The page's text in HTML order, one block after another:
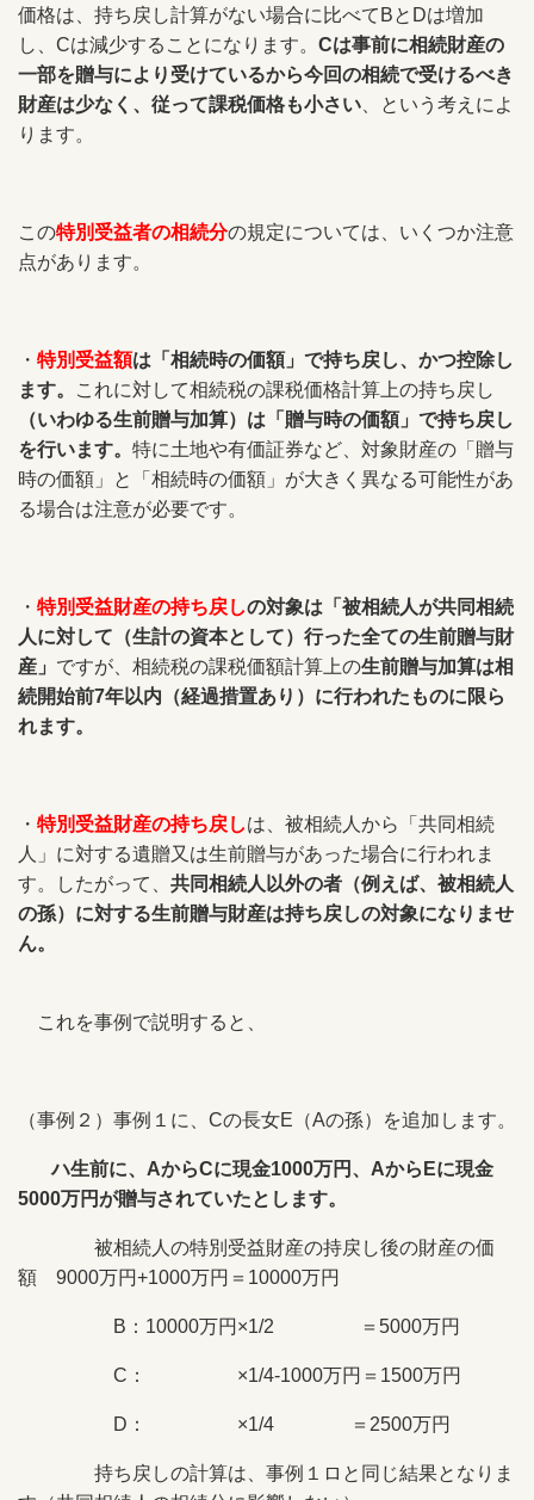
価格は、持ち戻し計算がない場合に比べてBとDは増加
し、Cは減少することになります。 Cは事前に相続財産の
一部を贈与により受けているから今回の相続で受けるべき
財産は少なく、従って課税価格も小さい 、という考えによ
ります。
この特別受益者の相続分の規定については、いくつか注意
点があります。
・ 特別受益額は「相続時の価額」で持ち戻し、かつ控除し
ます。
これに対して相続税の課税価格計算上の持ち戻し
（いわゆる生前贈与加算）は「贈与時の価額」で持ち戻し
を行います。 特に土地や有価証券など、対象財産の「贈与
時の価額」と「相続時の価額」が大きく異なる可能性があ
る場合は注意が必要です。
・ 特別受益財産の持ち戻しの対象は「被相続人が共同相続
人に対して（生計の資本として）行った全ての生前贈与財
産」 ですが、相続税の課税価額計算上の生前贈与加算は相
続開始前7年以内（経過措置あり）に行われたものに限ら
れます。
・ 特別受益財産の持ち戻しは、被相続人から「共同相続
人」に対する遺贈又は生前贈与があった場合に行われま
す。したがって、 共同相続人以外の者（例えば、被相続人
の孫）に対する生前贈与財産は持ち戻しの対象になりませ
ん。
これを事例で説明すると、
（事例２）事例１に、Cの長女E（Aの孫）を追加します。
ハ生前に、AからCに現金1000万円、AからEに現金
5000万円が贈与されていたとします。
被相続人の特別受益財産の持戻し後の財産の価
額 9000万円+1000万円＝10000万円
B：10000万円×1/2 ＝5000万円
C： ×1/4-1000万円＝1500万円
D： ×1/4 ＝2500万円
持ち戻しの計算は、事例１ロと同じ結果となりま